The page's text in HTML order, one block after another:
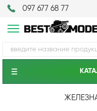
097 677 68 77